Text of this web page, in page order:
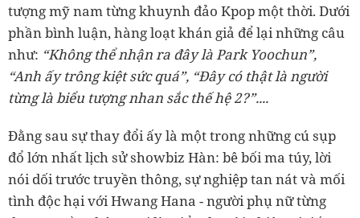
tượng mỹ nam từng khuynh đảo Kpop một thời. Dưới
phần bình luận, hàng loạt khán giả để lại những câu
như: “Không thể nhận ra đây là Park Yoochun”,
“Anh ấy trông kiệt sức quá”, “Đây có thật là người
từng là biểu tượng nhan sắc thế hệ 2?”....
Đằng sau sự thay đổi ấy là một trong những cú sụp
đổ lớn nhất lịch sử showbiz Hàn: bê bối ma túy, lời
nói dối trước truyền thông, sự nghiệp tan nát và mối
tình độc hại với Hwang Hana - người phụ nữ từng